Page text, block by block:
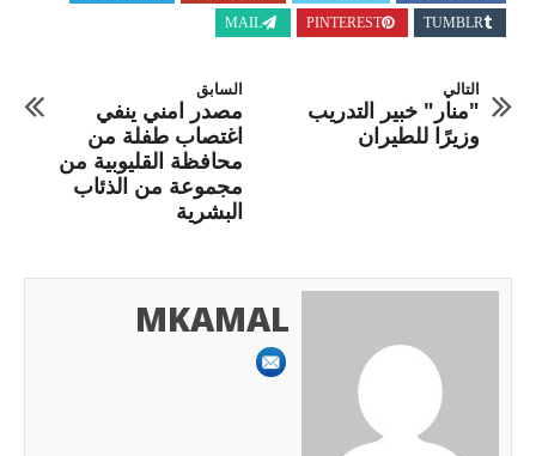
TUMBLR
PINTEREST
MAIL
السابق
مصدر امني ينفي
اغتصاب طفلة من
محافظة القليوبية من
مجموعة من الذئاب
البشرية
التالي
"منار" خبير التدريب
وزيرًا للطيران
MKAMAL